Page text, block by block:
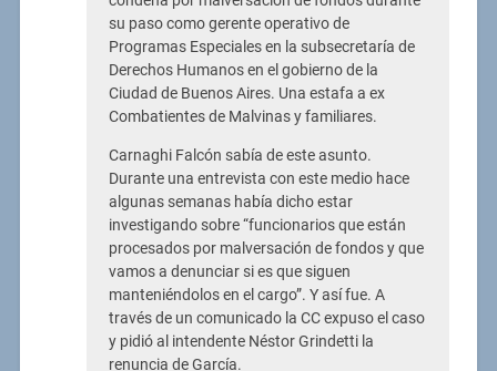
su paso como gerente operativo de
Programas Especiales en la subsecretaría de
Derechos Humanos en el gobierno de la
Ciudad de Buenos Aires. Una estafa a ex
Combatientes de Malvinas y familiares.
Carnaghi Falcón sabía de este asunto.
Durante una entrevista con este medio hace
algunas semanas había dicho estar
investigando sobre “funcionarios que están
procesados por malversación de fondos y que
vamos a denunciar si es que siguen
manteniéndolos en el cargo”. Y así fue. A
través de un comunicado la CC expuso el caso
y pidió al intendente Néstor Grindetti la
renuncia de García.